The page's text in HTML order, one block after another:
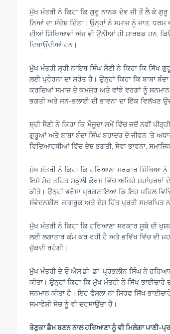
ਮੁੱਖ ਮੰਤਰੀ ਨੇ ਕਿਹਾ ਕਿ ਗੁਰੂ ਨਾਨਕ ਦੇਵ ਜੀ ਤੋਂ ਲੈ ਕੇ
ਨਿਆਂ ਦਾ ਸੰਦੇਸ਼ ਦਿੱਤਾ। ਉਨ੍ਹਾਂ ਨੇ ਸਮਾਜ ਨੂੰ ਜਾਤ,
ਦੀਆਂ ਸਿੱਖਿਆਵਾਂ ਅੱਜ ਵੀ ਉਨੀਆਂ ਹੀ ਸਾਰਥਕ ਹਨ,
ਦਿਖਾਉਂਦੀਆਂ ਹਨ।
ਮੁੱਖ ਮੰਤਰੀ ਸ੍ਰੀ ਨਾਇਬ ਸਿੰਘ ਸੈਣੀ ਨੇ ਕਿਹਾ ਕਿ ਸਿੱਖ
ਲਈ ਪ੍ਰੇਰਨਾ ਦਾ ਸਰੋਤ ਹੈ। ਉਨ੍ਹਾਂ ਕਿਹਾ ਕਿ ਬਾਬਾ
ਕਰਦਿਆਂ ਸਮਾਜ ਦੇ ਕਮਜ਼ੋਰ ਅਤੇ ਵਾਂਝੇ ਵਰਗਾਂ ਨੂੰ ਸਨਮਾਨ
ਭਗਤੀ ਅਤੇ ਜਨ-ਭਲਾਈ ਦੀ ਭਾਵਨਾ ਦਾ ਇੱਕ ਵਿਲੱਖਣ
ਸ੍ਰੀ ਸੈਣੀ ਨੇ ਕਿਹਾ ਕਿ ਮੌਜੂਦਾ ਸਮੇਂ ਵਿੱਚ ਜਦੋਂ ਨਵੀਂ
ਗੁਰੂਆਂ ਅਤੇ ਬਾਬਾ ਬੰਦਾ ਸਿੰਘ ਬਹਾਦਰ ਦੇ ਜੀਵਨ ‘ਤੇ
ਵਿਦਿਆਰਥੀਆਂ ਵਿੱਚ ਦੇਸ਼ ਭਗਤੀ, ਸੇਵਾ ਭਾਵਨਾ,
ਮੁੱਖ ਮੰਤਰੀ ਨੇ ਕਿਹਾ ਕਿ ਹਰਿਆਣਾ ਸਰਕਾਰ ਸਿੱਖਿਆ
ਇਸੇ ਸੋਚ ਤਹਿਤ ਸਕੂਲੀ ਕੋਰਸ ਵਿੱਚ ਅਜਿਹੇ ਮਹਾਂਪੁਰਖਾਂ ਦੇ
ਕੀਤੇ। ਉਨ੍ਹਾਂ ਭਰੋਸਾ ਪ੍ਰਗਟਾਇਆ ਕਿ ਇਹ ਪਹਿਲ
ਸੰਵੇਦਨਸ਼ੀਲ, ਜਾਗਰੂਕ ਅਤੇ ਦੇਸ਼ ਹਿੱਤ ਪ੍ਰਤੀ ਸਮਰਪਿਤ
ਮੁੱਖ ਮੰਤਰੀ ਨੇ ਕਿਹਾ ਕਿ ਹਰਿਆਣਾ ਸਰਕਾਰ ਸੂਬੇ ਦੀ
ਲਈ ਲਗਾਤਾਰ ਕੰਮ ਕਰ ਰਹੀ ਹੈ ਅਤੇ ਭਵਿੱਖ ਵਿੱਚ ਵੀ
ਚੁੱਕਦੀ ਰਹੇਗੀ।
ਮੁੱਖ ਮੰਤਰੀ ਦੇ ਓ.ਐਸ.ਡੀ. ਡਾ. ਪ੍ਰਭਲੀਨ ਸਿੰਘ ਨੇ
ਕੀਤਾ। ਉਨ੍ਹਾਂ ਕਿਹਾ ਕਿ ਮੁੱਖ ਮੰਤਰੀ ਨੇ ਸਿੱਖ
ਸਨਮਾਨ ਕੀਤਾ ਹੈ। ਇਹ ਫੈਸਲਾ ਨਾ ਸਿਰਫ ਸਿੱਖ
ਸਮਾਵੇਸ਼ੀ ਸੋਚ ਨੂੰ ਵੀ ਦਰਸਾਉਂਦਾ ਹੈ।
ਰੇਣੁਕਾ ਡੈਮ ਬਣਨ ਨਾਲ ਹਰਿਆਣਾ ਨੂੰ ਵੀ ਮਿਲੇਗਾ ਪਾਣੀ-